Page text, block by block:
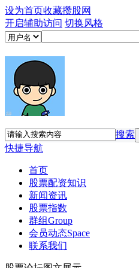
设为首页收藏攒股网
开启辅助访问 切换风格
搜索
快捷导航
首页
股票配资知识
新闻资讯
股票指数
群组Group
会员动态Space
联系我们